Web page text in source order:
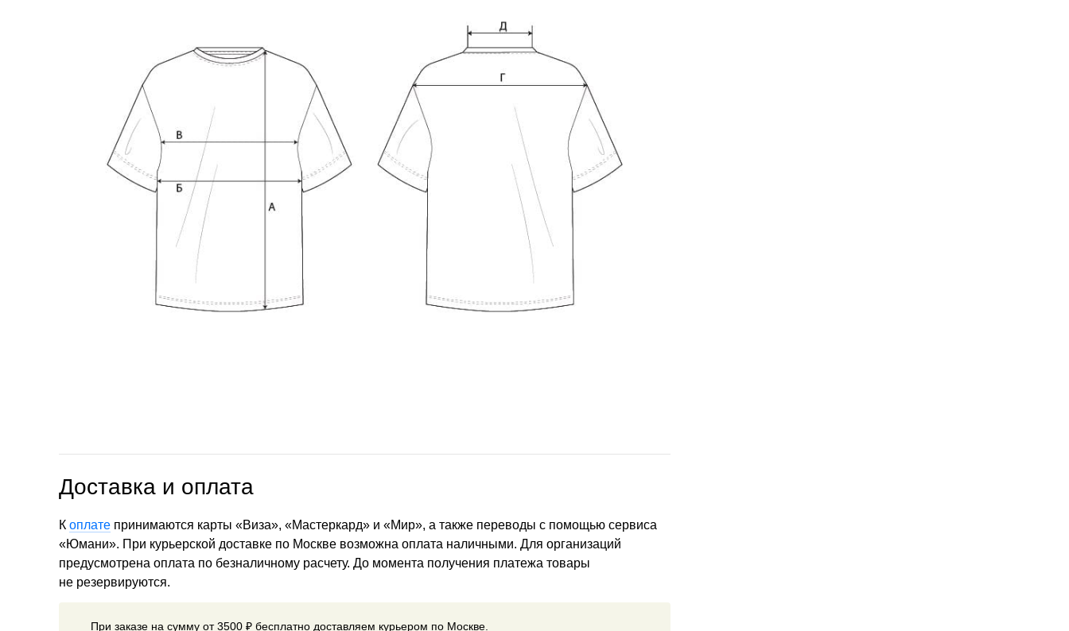
Доставка и оплата
К оплате принимаются карты «Виза», «Мастеркард» и «Мир», а также переводы с помощью сервиса
«Юмани». При курьерской доставке по Москве возможна оплата наличными. Для организаций
предусмотрена оплата по безналичному расчету. До момента получения платежа товары
не резервируются.
При заказе на сумму от 3500 ₽ бесплатно доставляем курьером по Москве.